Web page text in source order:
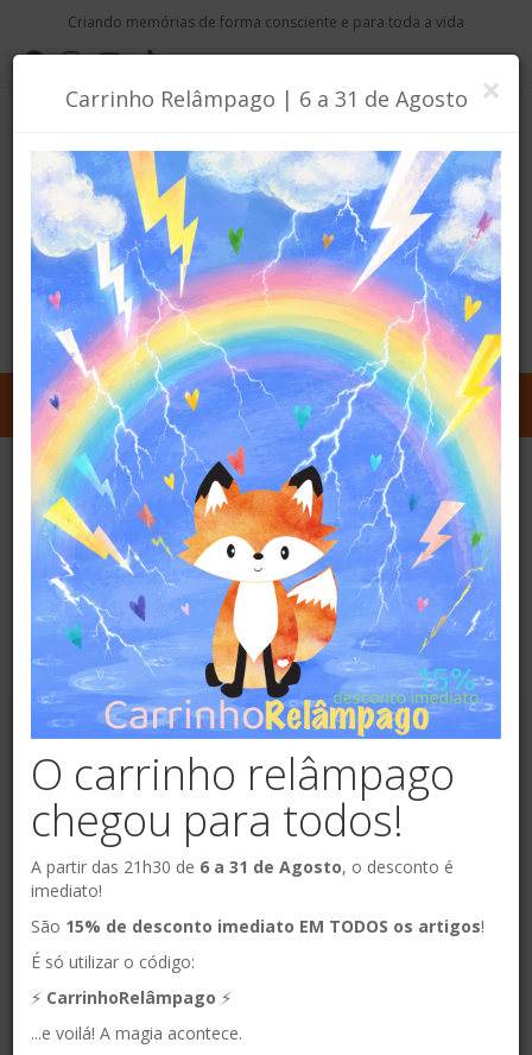
Criando memórias de forma consciente e para toda a vida
Toggle
navigation
plantas
Não existem produtos nesta tag
Termos e Condições |Portes de Envio e Devoluções
Política de Privacidade| Giveaways Termos e Condições
Pré-Encomendas | Termos e Condições
|
Termos e
Condições Promoções Sazonais, Descontos e Férias
Agenda de Março| Espaço Bosque Feliz| Termos &
Condições | Workshops & Atividades
Campo de Férias Bosque Feliz
×
Carrinho Relâmpago | 6 a 31 de Agosto
O carrinho relâmpago
chegou para todos!
A partir das 21h30 de 6 a 31 de Agosto, o desconto é
imediato!
São 15% de desconto imediato EM TODOS os artigos!
É só utilizar o código:
⚡️ CarrinhoRelâmpago ⚡️
...e voilá! A magia acontece.